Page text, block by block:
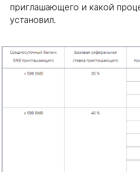
приглашающего и какой
установил.